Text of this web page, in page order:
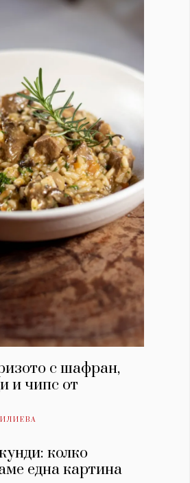
с шафран,
и чипс от
колко
една картина